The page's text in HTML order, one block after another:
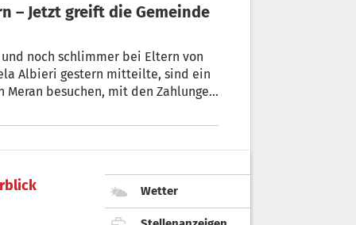
Albieri gestern mitteilte, sind ein
Wetter